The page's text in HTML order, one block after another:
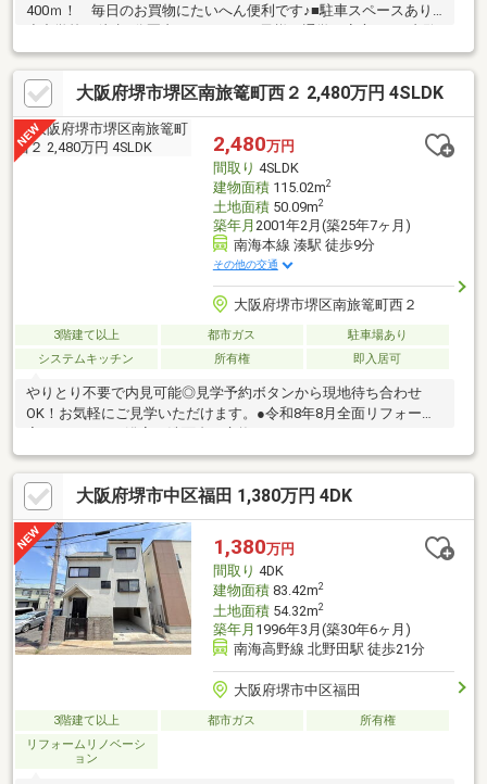
400ｍ！ 毎日のお買物にたいへん便利です♪■駐車スペースあり■
は事前にお電話でご予約ください。お問合せお待ちしておりま
す！
大阪府堺市堺区南旅篭町西２ 2,480万円 4SLDK
2,480万円
間取り 4SLDK
建物面積115.02m2
土地面積50.09m2
築年月 2001年2月(築25年7ヶ月)
南海本線 湊駅 徒歩9分
その他の交通
大阪府堺市堺区南旅篭町西２
3階建て以上 都市ガス
駐車場あり
システムキッチン
所有権 即入居可
やりとり不要で内見可能◎見学予約ボタンから現地待ち合わせ
OK！お気軽にご見学いただけます。●令和8年8月全面リフォーム
全面貼替。外壁・バルコニー防水塗装なども実施された、気持ち
よく新生活を始められる住まいです。●南海本線「湊」駅徒歩9分
徒歩で駅を利用でき、通勤・通学にも便利な立地。車だけに頼ら
ず生活できるのも嬉しいポイントです。●洋室3室＋和室＋納戸の
ゆとりある間取り12.5帖のLDKを中心に、6帖の洋室3室と6帖の和
室を配置。さらに納戸や各所収納も備え、ご家族で使いやすい間
取りです。●スーパー徒歩圏内でお買い物便利日之出屋御
大阪府堺市中区福田 1,380万円 4DK
1,380万円
間取り 4DK
建物面積83.42m2
土地面積54.32m2
築年月 1996年3月(築30年6ヶ月)
南海高野線 北野田駅 徒歩21分
大阪府堺市中区福田
3階建て以上 都市ガス
所有権
リフォームリノベーシ
ョン